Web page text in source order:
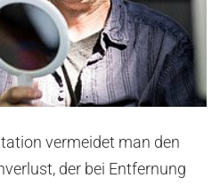
vermeidet man den
der bei Entfernung